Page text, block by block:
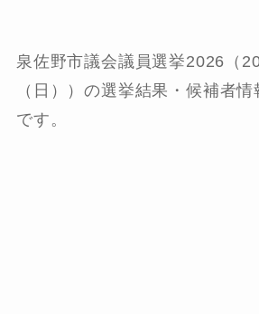
泉佐野市議会議員選挙2026（
（日））の選挙結果・候補者
です。